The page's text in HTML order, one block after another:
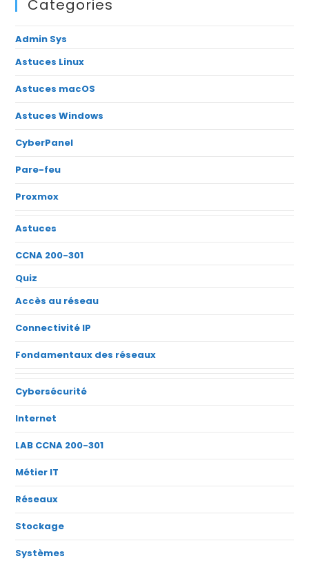
Categories
Admin Sys
Astuces Linux
Astuces macOS
Astuces Windows
CyberPanel
Pare-feu
Proxmox
Astuces
CCNA 200-301
Quiz
Accès au réseau
Connectivité IP
Fondamentaux des réseaux
Cybersécurité
Internet
LAB CCNA 200-301
Métier IT
Réseaux
Stockage
Systèmes